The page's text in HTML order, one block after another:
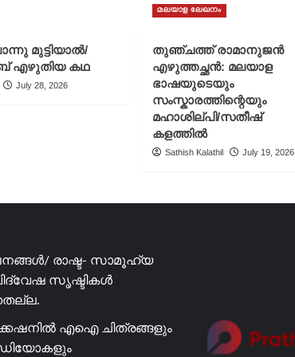
മുട്ടിയാൽ/
എഴുതിയ കഥ
July 28, 2026
മലയാള ലേഖനം
തുഞ്ചത്ത് രാമാനുജൻ
എഴുത്തച്ഛൻ: മലയാള
ഭാഷയുടെയും
സംസ്കാരത്തിന്റെയും
മഹാശില്പി/സതീഷ്
കളത്തിൽ
Sathish Kalathil July 19, 2026
രാഷ്ട- സാമൂഹ്യ
സൃഷ്ടികൾ
എഐ ചിത്രങ്ങളും